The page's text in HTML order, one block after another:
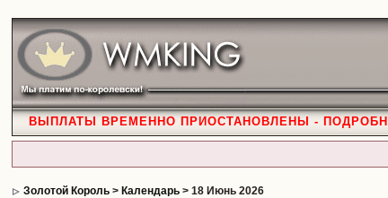
ВЫПЛАТЫ ВРЕМЕННО ПРИОСТАНОВЛЕНЫ -
Золотой Король > Календарь > 18 Июнь 2026